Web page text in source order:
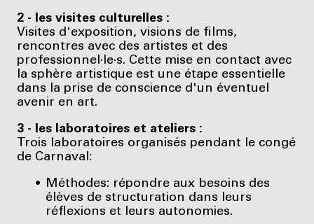
2 - les visites culturelles :
Visites d'exposition, visions de films,
rencontres avec des artistes et des
professionnel·le·s. Cette mise en contact avec
la sphère artistique est une étape essentielle
dans la prise de conscience d'un éventuel
avenir en art.
3 - les laboratoires et ateliers :
Trois laboratoires organisés pendant le congé
de Carnaval:
Méthodes: répondre aux besoins des
élèves de structuration dans leurs
réflexions et leurs autonomies.